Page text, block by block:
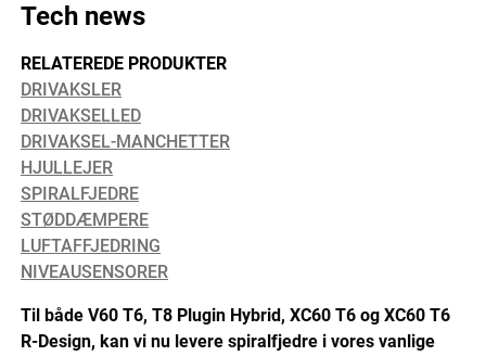
Tech news
RELATEREDE PRODUKTER
DRIVAKSLER
DRIVAKSELLED
DRIVAKSEL-MANCHETTER
HJULLEJER
SPIRALFJEDRE
STØDDÆMPERE
LUFTAFFJEDRING
NIVEAUSENSORER
Til både V60 T6, T8 Plugin Hybrid, XC60 T6 og XC60 T6
R-Design, kan vi nu levere spiralfjedre i vores vanlige